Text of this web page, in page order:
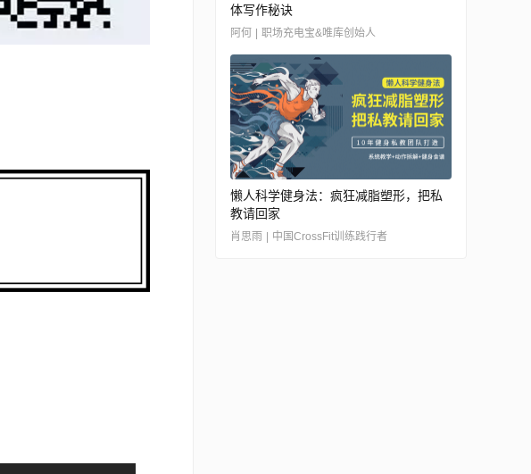
体写作秘诀
阿何 | 职场充电宝&唯库创始人
懒人科学健身法：疯狂减脂塑形，把私
教请回家
肖思雨 | 中国CrossFit训练践行者